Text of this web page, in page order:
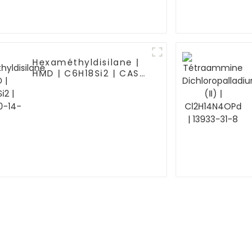
Hexaméthyldisilane |
HMD | C6H18Si2 | CAS